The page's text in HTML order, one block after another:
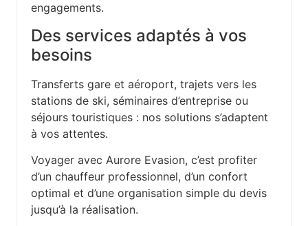
engagements.
Des services adaptés à vos
besoins
Transferts gare et aéroport, trajets vers les
stations de ski, séminaires d’entreprise ou
séjours touristiques : nos solutions s’adaptent
à vos attentes.
Voyager avec Aurore Evasion, c’est profiter
d’un chauffeur professionnel, d’un confort
optimal et d’une organisation simple du devis
jusqu’à la réalisation.